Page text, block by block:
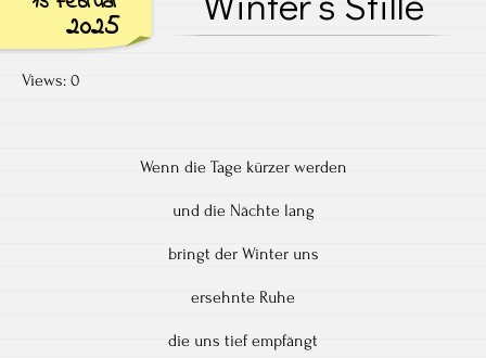
2025
Views: 0
Wenn die Tage kürzer werden
und die Nächte lang
bringt der Winter uns
ersehnte Ruhe
die uns tief empfängt